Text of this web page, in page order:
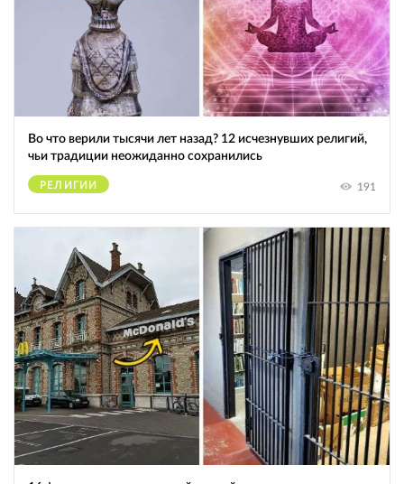
Во что верили тысячи лет назад? 12 исчезнувших религий,
чьи традиции неожиданно сохранились
РЕЛИГИИ 191